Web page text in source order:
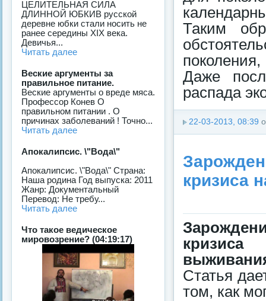
Таким
Даже
распада
22-03-2013, 08:39
кризиса
Статья
том, как
ЦЕЛИТЕЛЬНАЯ СИЛА
ДЛИННОЙ ЮБКИВ русской
деревне юбки стали носить не
ранее середины XIX века.
Девичья...
Читать далее
Веские аргументы за
правильное питание.
Веские аргументы о вреде мяса.
Профессор Конев О
правильном питании . О
причинах заболеваний ! Точно...
Читать далее
Апокалипсис. \"Вода\"
Апокалипсис. \"Вода\" Страна:
Наша родина Год выпуска: 2011
Жанр: Документальный
Перевод: Не требу...
Читать далее
Что такое ведическое
мировозрение? (04:19:17)